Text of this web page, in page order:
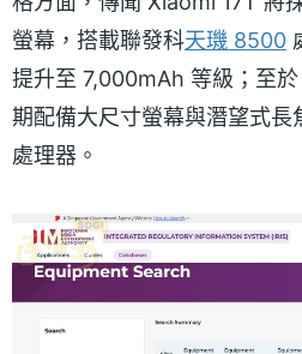
螢幕，搭載聯發科天璣 8500
提升至 7,000mAh 等級；至
期配備大尺寸螢幕與潛望式長
處理器。